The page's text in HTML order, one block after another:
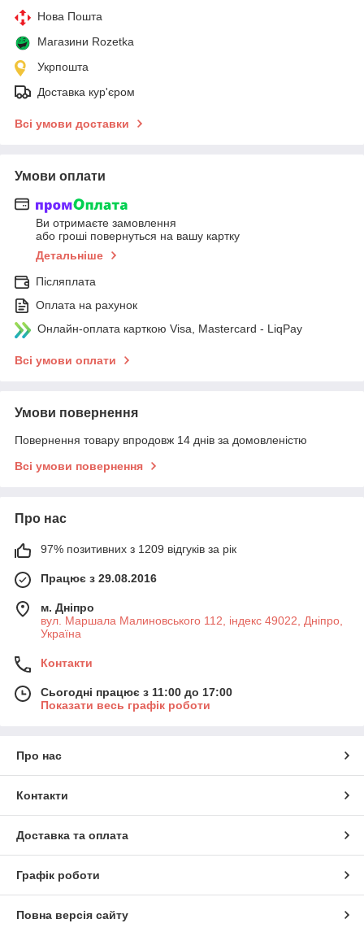
Нова Пошта
Магазини Rozetka
Укрпошта
Доставка кур'єром
Всі умови доставки
Умови оплати
Ви отримаєте замовлення
або гроші повернуться на вашу картку
Детальніше
Післяплата
Оплата на рахунок
Онлайн-оплата карткою Visa, Mastercard - LiqPay
Всі умови оплати
Умови повернення
Повернення товару впродовж 14 днів за домовленістю
Всі умови повернення
Про нас
97% позитивних з 1209 відгуків за рік
Працює з 29.08.2016
м. Дніпро
вул. Маршала Малиновського 112, індекс 49022, Дніпро,
Україна
Контакти
Сьогодні працює з 11:00 до 17:00
Показати весь графік роботи
Про нас
Контакти
Доставка та оплата
Графік роботи
Повна версія сайту